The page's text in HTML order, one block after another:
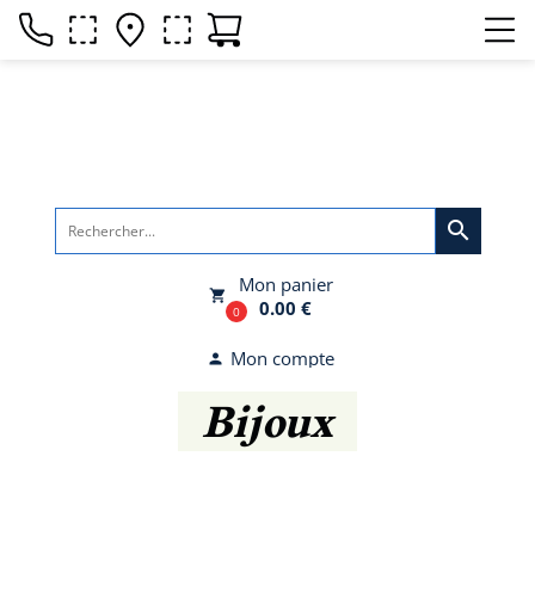
search
local_grocery_store
0
Mon panier
0.00 €
person Mon compte
Bijoux